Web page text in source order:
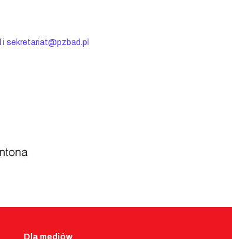
i sekretariat@pzbad.pl
Dla mediów